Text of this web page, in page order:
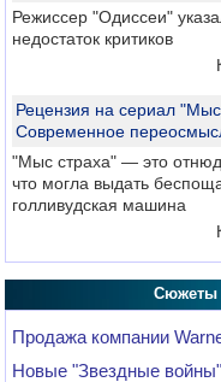
Режиссер "Одиссеи"
недостаток критиков
Рецензия на сериал "Мыс
Современное
"Мыс страха" — это
что могла выдать
голливудская машина
Сюжеты
Продажа компании
Новые "Звездные войны"